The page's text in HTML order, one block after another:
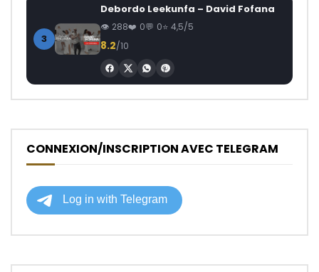
3
Debordo Leekunfa – David Fofana
288 0 0 4,5/5
8.2/10
CONNEXION/INSCRIPTION AVEC TELEGRAM